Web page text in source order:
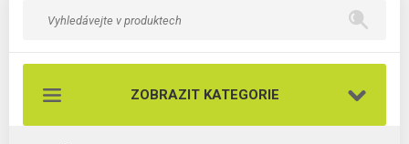
ZOBRAZIT KATEGORIE